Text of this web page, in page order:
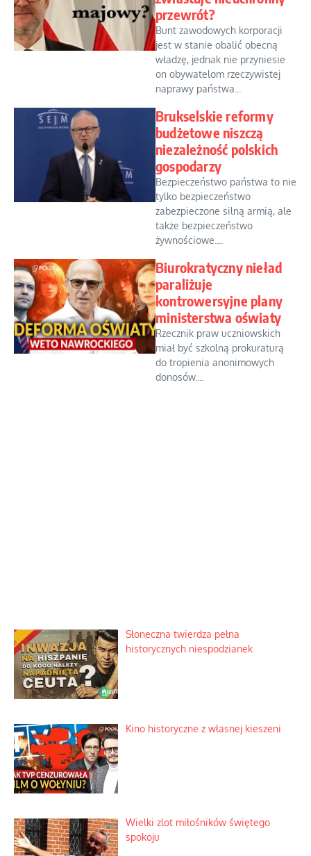
przewrót?
Bunt zawodowych korporacji
jest w stanie obalić obecną
władzę, jednak nie przyniesie
on obywatelom rzeczywistej
naprawy państwa...
Brukselskie reformy
budżetowe niszczą
niezależność polskich
gospodarzy
Bezpieczeństwo państwa to nie
tylko bezpieczeństwo
zabezpieczone silną armią, ale
także bezpieczeństwo
żywnościowe....
Biurokratyczny nieład
paraliżuje
kontrowersyjne plany
ministerstwa oświaty
Rzecznik praw uczniowskich
miał być szkolną prokuraturą
do tropienia anonimowych
donosów....
Słoneczna twierdza pełna
historycznych niespodzianek
Kino historyczne z własnej kieszeni
Wielki zlot miłośników świętego
spokoju